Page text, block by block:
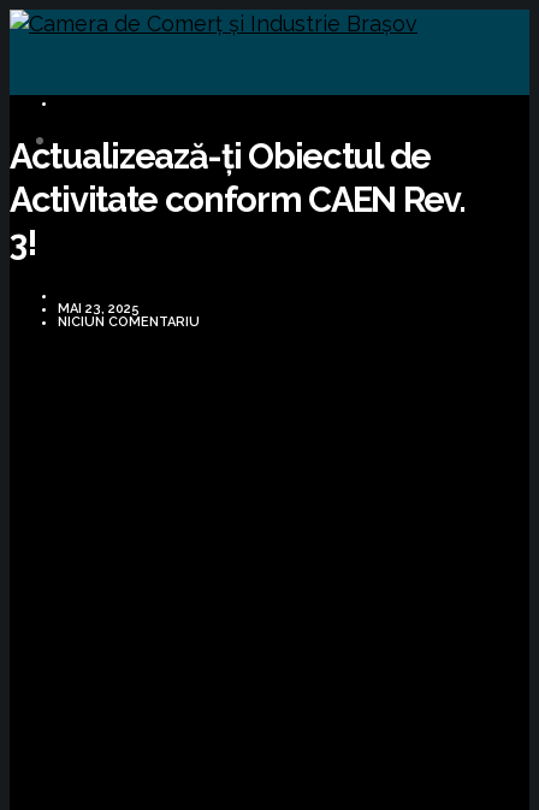
Actualizează-ți Obiectul de
Activitate conform CAEN Rev.
3!
MAI 23, 2025
NICIUN COMENTARIU